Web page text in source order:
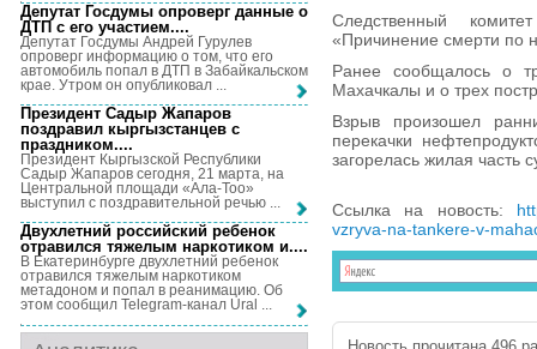
Следственный
«Причинение смерти по
Ранее сообщалось о
Махачкалы и о трех
Взрыв произошел
перекачки
загорелась жилая часть
Ссылка на новость:
vzryva-na-tankere-v-
Депутат Госдумы опроверг данные о
ДТП с его участием....
Депутат Госдумы Андрей Гурулев
опроверг информацию о том, что его
автомобиль попал в ДТП в Забайкальском
крае. Утром он опубликовал ...
Президент Садыр Жапаров
поздравил кыргызстанцев с
праздником....
Президент Кыргызской Республики
Садыр Жапаров сегодня, 21 марта, на
Центральной площади «Ала-Тоо»
выступил с поздравительной речью ...
Двухлетний российский ребенок
отравился тяжелым наркотиком и....
В Екатеринбурге двухлетний ребенок
отравился тяжелым наркотиком
метадоном и попал в реанимацию. Об
этом сообщил Telegram-канал Ural ...